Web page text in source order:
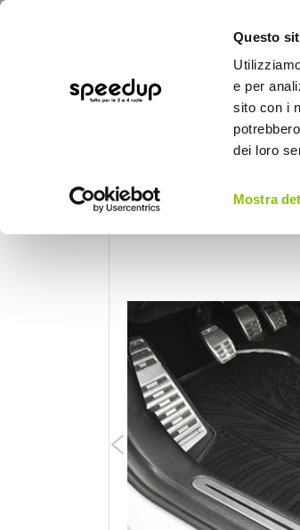
Questo
e per
sito con i
dei loro
Mostra
BICI
Home
Tappeti in gomma-Pvc specifico